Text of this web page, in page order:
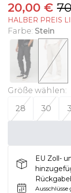
20,00 €
HALBER PREIS
Farbe: Stein
Größe wählen:
28
30
EU Zoll-
Ausschlüsse